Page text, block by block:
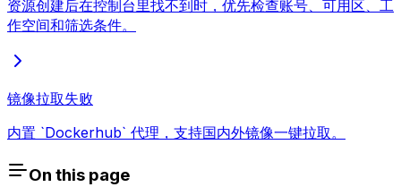
资源创建后在控制台里找不到时，优先检查账号、可用区、工
作空间和筛选条件。
镜像拉取失败
内置 `Dockerhub` 代理，支持国内外镜像一键拉取。
On this page